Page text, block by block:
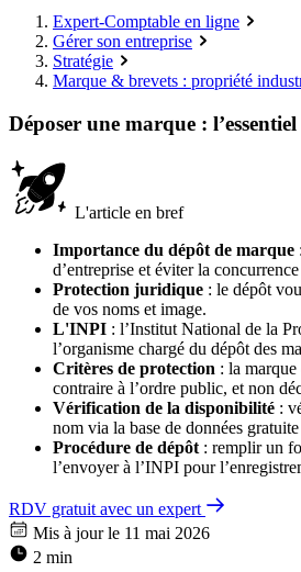
Expert-Comptable en ligne
Gérer son entreprise
Stratégie
Marque & brevets : propriété
Déposer une marque :
L'article en bref
Importance du dépôt de marque
d’entreprise et éviter la
Protection juridique : le dépôt
de vos noms et image.
L'INPI : l’Institut National de la
l’organisme chargé du dépôt des
Critères de protection : la
contraire à l’ordre public, et non
Vérification de la disponibilité :
nom via la base de données
Procédure de dépôt : remplir un
l’envoyer à l’INPI pour
RDV gratuit avec un expert
Mis à jour le 11 mai 2026
2 min